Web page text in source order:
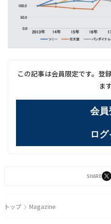
この記事は会員限定です。登
ま
会員
ロ
SHARE
トップ Magazine